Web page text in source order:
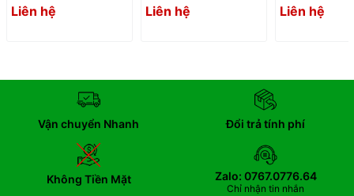
Liên hệ Liên hệ Liên hệ
Vận chuyển Nhanh Đổi trả tính phí
Không Tiền Mặt Zalo: 0767.0776.64
Chỉ nhận tin nhắn